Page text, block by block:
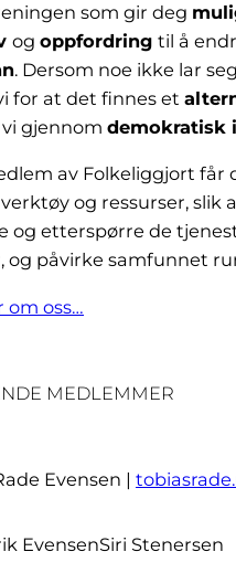
som gir deg
og oppfordring til å
. Dersom noe ikke lar
for at det finnes et
gjennom demokratisk
av Folkeliggjort får
og ressurser, slik
og etterspørre de
og påvirke samfunnet
om oss…
MEDLEMMER
Evensen |
EvensenSiri Stenersen